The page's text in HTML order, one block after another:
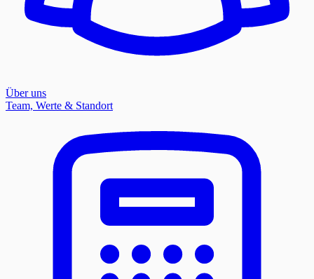
Über uns
Team, Werte & Standort